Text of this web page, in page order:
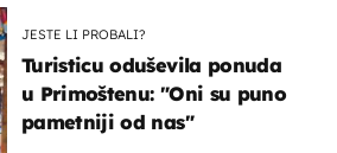
JESTE LI PROBALI?
Turisticu oduševila ponuda
u Primoštenu: "Oni su puno
pametniji od nas"